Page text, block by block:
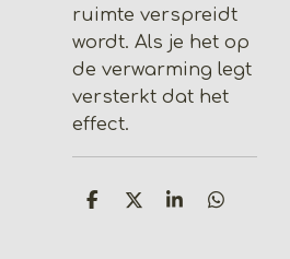
ruimte verspreidt
wordt. Als je het op
de verwarming legt
versterkt dat het
effect.
D
D
S
D